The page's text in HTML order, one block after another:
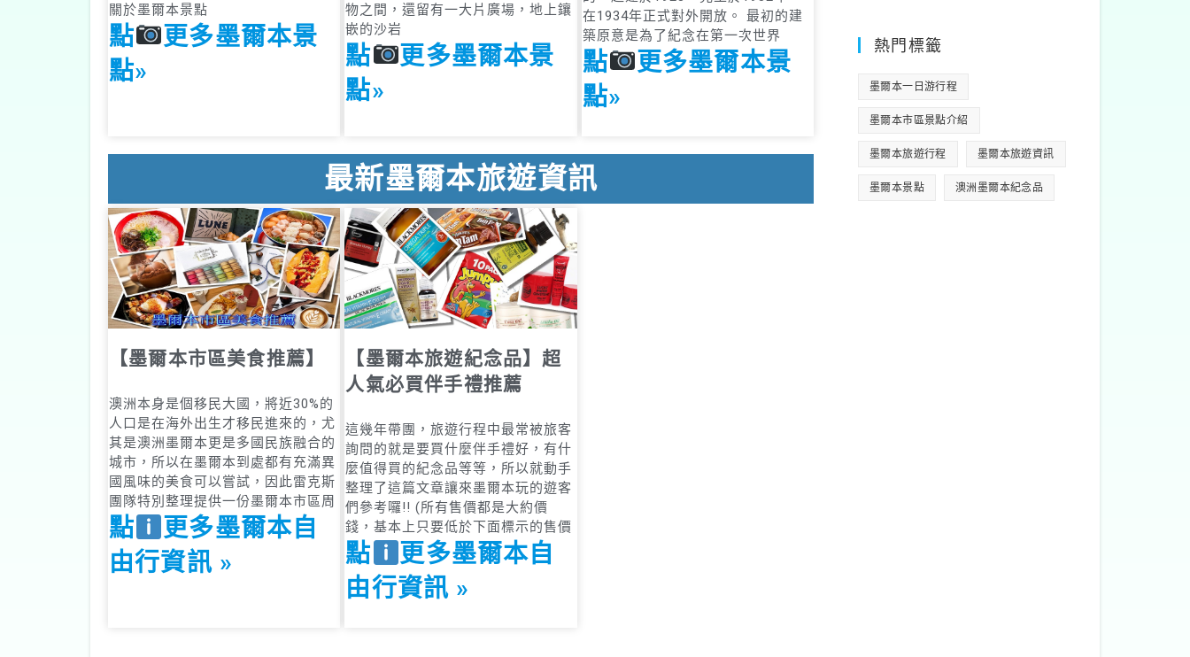
關於墨爾本景點
點
更多墨爾本景
點»
物之間，還留有一大片廣場，地上鑲
嵌的沙岩
點
更多墨爾本景
點»
在1934年正式對外開放。 最初的建
築原意是為了紀念在第一次世界
點
更多墨爾本景
點»
最新墨爾本旅遊資訊
【墨爾本市區美食推薦】
澳洲本身是個移民大國，將近30%的
人口是在海外出生才移民進來的，尤
其是澳洲墨爾本更是多國民族融合的
城市，所以在墨爾本到處都有充滿異
國風味的美食可以嘗試，因此雷克斯
團隊特別整理提供一份墨爾本市區周
點
更多墨爾本自
由行資訊 »
【墨爾本旅遊紀念品】超
人氣必買伴手禮推薦
這幾年帶團，旅遊行程中最常被旅客
詢問的就是要買什麼伴手禮好，有什
麼值得買的紀念品等等，所以就動手
整理了這篇文章讓來墨爾本玩的遊客
們參考囉!! (所有售價都是大約價
錢，基本上只要低於下面標示的售價
點
更多墨爾本自
由行資訊 »
熱門標籤
墨爾本一日游行程
墨爾本市區景點介紹
墨爾本旅遊行程 墨爾本旅遊資訊
墨爾本景點 澳洲墨爾本紀念品